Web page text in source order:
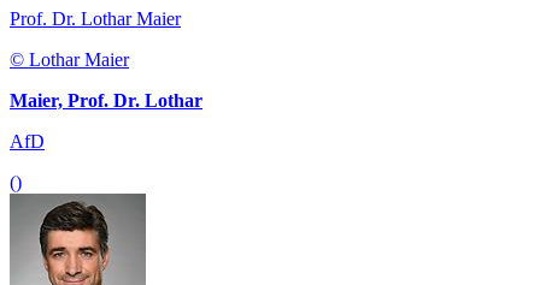
Prof. Dr. Lothar Maier
© Lothar Maier
Maier, Prof. Dr. Lothar
AfD
()